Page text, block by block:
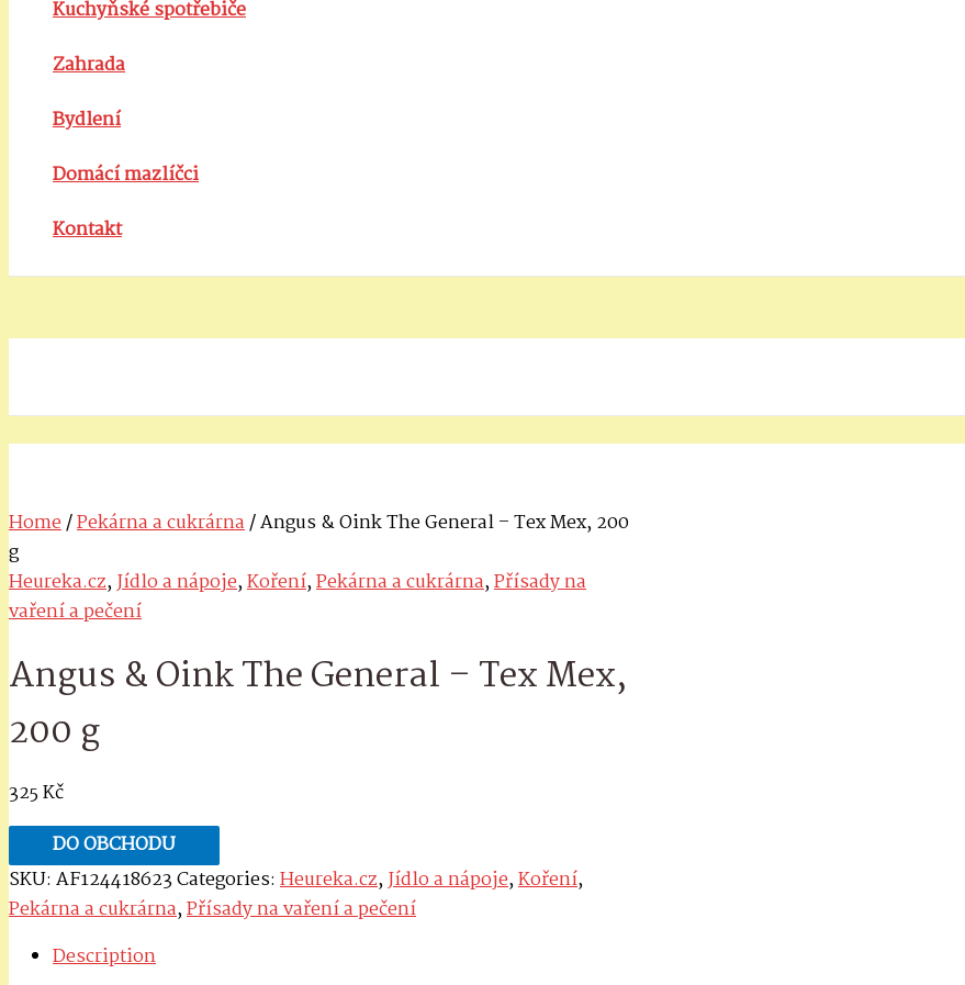
Kuchyňské spotřebiče
Zahrada
Bydlení
Domácí mazlíčci
Kontakt
Home/Pekárna a cukrárna/ Angus & Oink The General – Tex Mex, 200
g
Heureka.cz,Jídlo a nápoje,Koření,Pekárna a cukrárna,Přísady na
vaření a pečení
Angus & Oink The General – Tex Mex,
200 g
325Kč
DO OBCHODU
SKU: AF124418623Categories: Heureka.cz,Jídlo a nápoje,Koření,
Pekárna a cukrárna,Přísady na vaření a pečení
Description